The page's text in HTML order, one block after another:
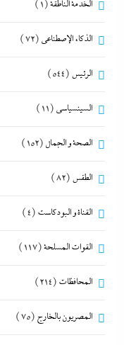
الخدمة الناطقة(1)
الذكاء الإصطناعي (72)
الرئيس (544)
السينسياسي (11)
الصحة و الجمال (152)
الطقس (82)
القناة و البودكاست (4)
القوات المسلحة(117)
المحافظات (214)
المصريون بالخارج (75)